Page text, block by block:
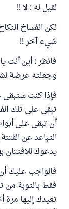
لقيل له : لا !!
لكن انفساخ
شيء آخر !!
فانظر : أين أنت
وجعلته عرضة
فإذا كنت ستبقى
تبقى على تلك
أن تبقى على
التباعد عن
يدعوك للافتتان
فالواجب عليك
فقط بالتوبة من
تعيدك إليها